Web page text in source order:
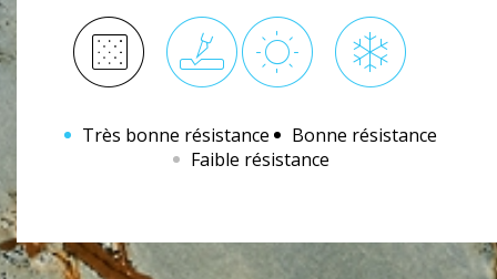
Très bonne résistance
Bonne résistance
Faible résistance